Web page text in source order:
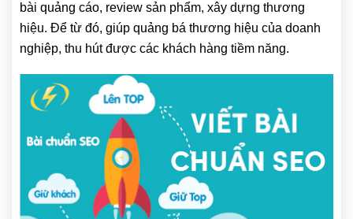
bài quảng cáo, review sản phẩm, xây dựng thương
hiệu. Để từ đó, giúp quảng bá thương hiệu của doanh
nghiệp, thu hút được các khách hàng tiềm năng.